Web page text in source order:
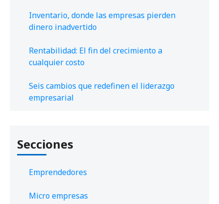
Inventario, donde las empresas pierden
dinero inadvertido
Rentabilidad: El fin del crecimiento a
cualquier costo
Seis cambios que redefinen el liderazgo
empresarial
Secciones
Emprendedores
Micro empresas